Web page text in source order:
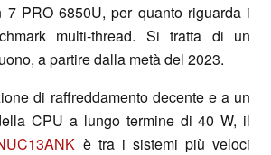
7 PRO 6850U, per quanto riguarda i
multi-thread. Si tratta di un
a partire dalla metà del 2023.
di raffreddamento decente e a un
CPU a lungo termine di 40 W, il
è tra i sistemi più veloci